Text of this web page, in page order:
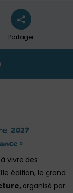
Partager
2027
»
vivre des
édition, le grand
organisé par